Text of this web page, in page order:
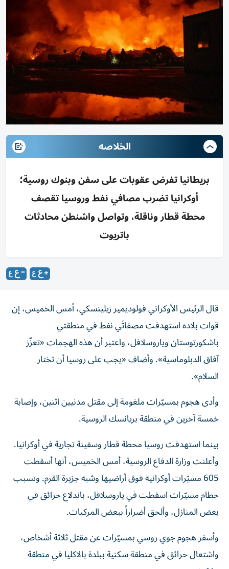
الخلاصه
بريطانيا تفرض عقوبات على سفن وبنوك روسية؛
أوكرانيا تضرب مصافي نفط وروسيا تقصف
محطة قطار وناقلة، وتواصل واشنطن محادثات
باتريوت
قال الرئيس الأوكراني فولوديمير زيلينسكي، أمس الخميس، إن
قوات بلاده استهدفت مصفاتَي نفط في منطقتي
باشكورتوستان وياروسلافل، واعتبر أن هذه الهجمات «تعزّز
آفاق الدبلوماسية». وأضاف «يجب على روسيا أن تختار
السلام».
وأدى هجوم بمسيّرات ملغومة إلى مقتل مدنيين ​اثنين، وإصابة
خمسة ‌آخرين في منطقة بريانسك ‌الروسية.
بينما استهدفت روسيا محطة قطار وسفينة تجارية في أوكرانيا.
وأعلنت وزارة الدفاع الروسية، أمس الخميس، أنها أسقطت
605 مسيّرات أوكرانية فوق أراضيها وشبه جزيرة القرم. وتسبب
حطام مسيّرات اسقطت في ياروسلافل، باندلاع حرائق في
بعض المنازل، وألحق أضراراً ببعض المركبات.
وأسفر هجوم جوي روسي بمسيّرات عن مقتل ثلاثة أشخاص،
واشتعال حرائق في منطقة سكنية ببلدة بالاكليا في منطقة